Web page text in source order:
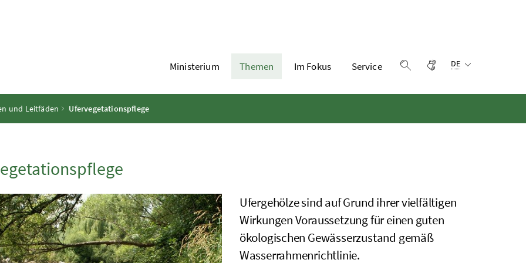
Ministerium Themen Im Fokus
Service
Gebärdensprache
DE
und Leitfäden Ufervegetationspflege
Ufergehölze sind auf Grund ihrer vielfältigen
Wirkungen Voraussetzung für einen guten
ökologischen Gewässerzustand gemäß
Wasserrahmenrichtlinie.